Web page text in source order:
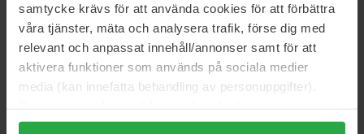
samtycke krävs för att använda cookies för att förbättra
våra tjänster, mäta och analysera trafik, förse dig med
relevant och anpassat innehåll/annonser samt för att
aktivera funktioner som används på sociala medier
media (kan innefatta behandling av personuppgifter).
Genom att trycka på "Tillåt alla cookies" accepterar du
Smilesticka
20 pcs
9 €
Smilesticka
20 pcs
9 €
1 pcs